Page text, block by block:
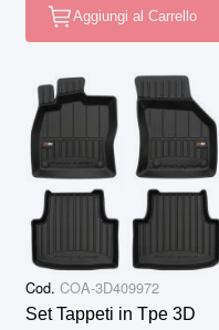
Aggiungi al Carrello
Cod. COA-3D409972
Set Tappeti in Tpe 3D